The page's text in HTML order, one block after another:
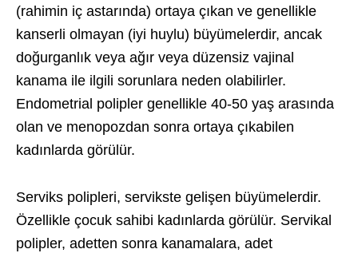
(rahimin iç astarında) ortaya çıkan ve genellikle
kanserli olmayan (iyi huylu) büyümelerdir, ancak
doğurganlık veya ağır veya düzensiz vajinal
kanama ile ilgili sorunlara neden olabilirler.
Endometrial polipler genellikle 40-50 yaş arasında
olan ve menopozdan sonra ortaya çıkabilen
kadınlarda görülür.
Serviks polipleri, servikste gelişen büyümelerdir.
Özellikle çocuk sahibi kadınlarda görülür. Servikal
polipler, adetten sonra kanamalara, adet